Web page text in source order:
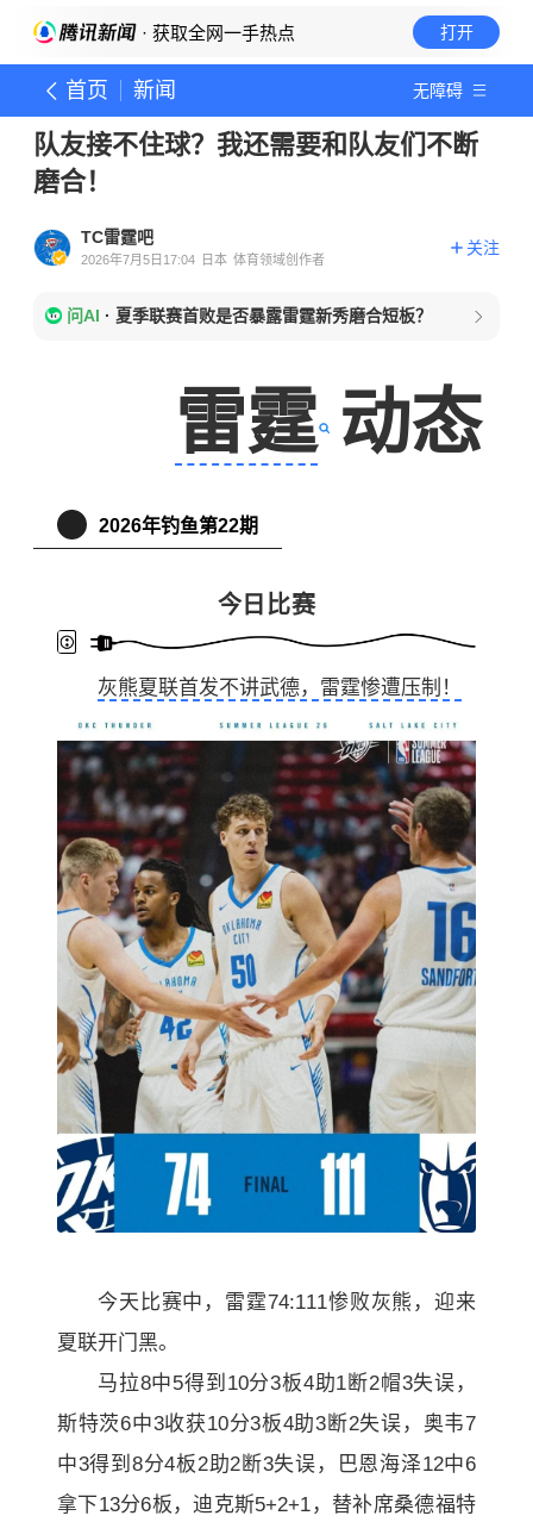
· 获取全网一手热点 打开
首页 新闻 无障碍
队友接不住球？我还需要和队友们不断
磨合！
TC雷霆吧
2026年7月5日17:04 日本 体育领域创作者
关注
问AI · 夏季联赛首败是否暴露雷霆新秀磨合短板？
雷霆 动态
2026年钓鱼第22期
今日比赛
灰熊夏联首发不讲武德，雷霆惨遭压制！
今天比赛中，雷霆74:111惨败灰熊，迎来
夏联开门黑。
马拉8中5得到10分3板4助1断2帽3失误，
斯特茨6中3收获10分3板4助3断2失误，奥韦7
中3得到8分4板2助2断3失误，巴恩海泽12中6
拿下13分6板，迪克斯5+2+1，替补席桑德福特